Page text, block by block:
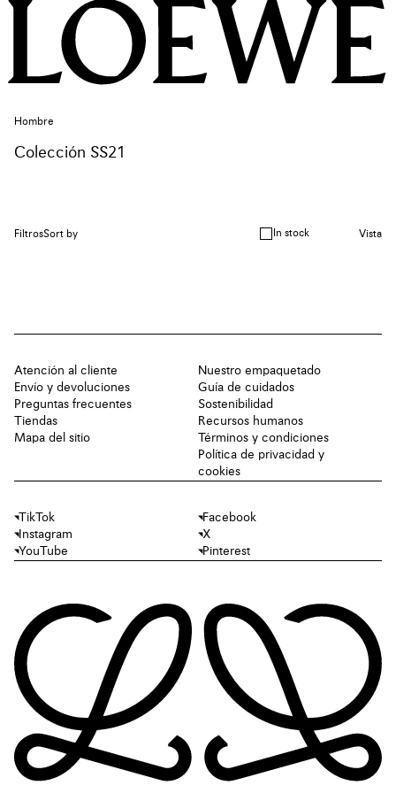
Hombre
Colección SS21
FiltrosSort by In stock Vista
Atención al cliente
Envío y devoluciones
Preguntas frecuentes
Tiendas
Mapa del sitio
Nuestro empaquetado
Guía de cuidados
Sostenibilidad
Recursos humanos
Términos y condiciones
Política de privacidad y
cookies
TikTok
Facebook
Instagram
X
YouTube
Pinterest